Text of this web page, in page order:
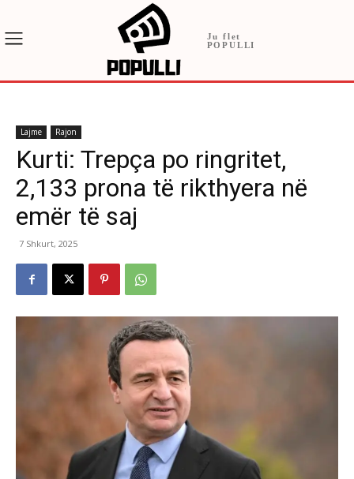
Ju flet
POPULLI
Lajme Rajon
Kurti: Trepça po ringritet,
2,133 prona të rikthyera në
emër të saj
7 Shkurt, 2025